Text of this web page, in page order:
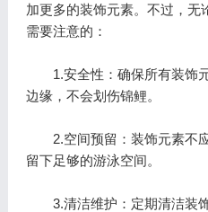
加更多的装饰元素。不过，无
需要注意的：
1.安全性：确保所有装饰元
边缘，不会划伤锦鲤。
2.空间预留：装饰元素不应
留下足够的游泳空间。
3.清洁维护：定期清洁装